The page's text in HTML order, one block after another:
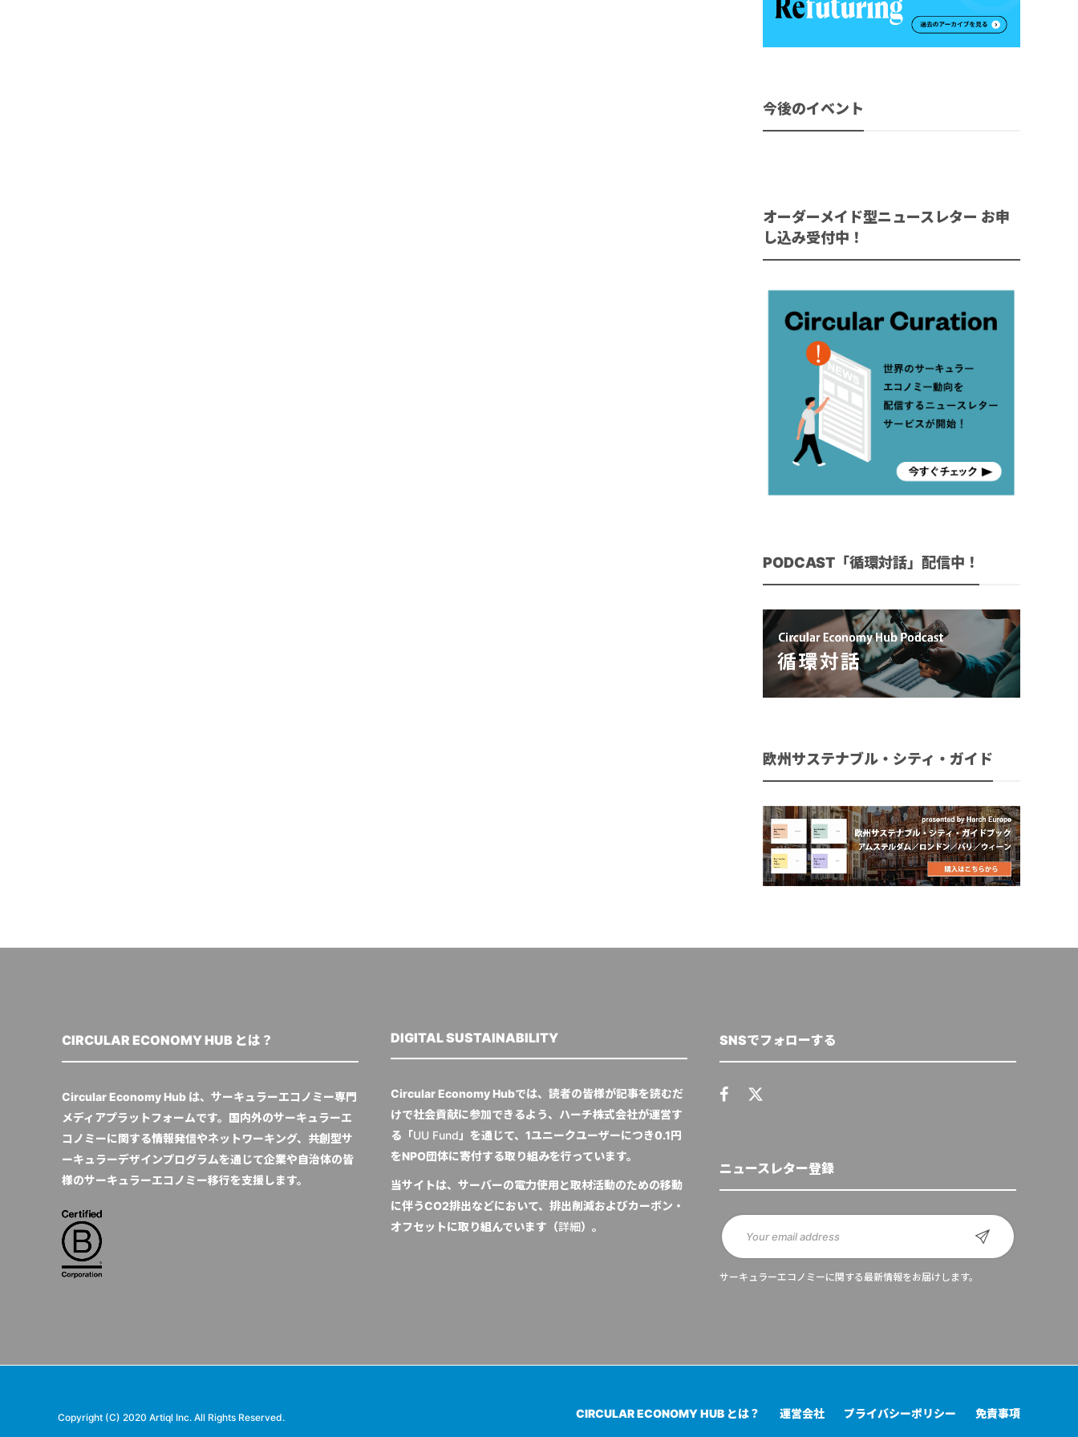
今後のイベント
オーダーメイド型ニュースレター お申
し込み受付中！
PODCAST「循環対話」配信中！
欧州サステナブル・シティ・ガイド
CIRCULAR ECONOMY HUB とは？
Circular Economy Hub は、サーキュラーエコノミー専門
メディアプラットフォームです。国内外のサーキュラーエ
コノミーに関する情報発信やネットワーキング、共創型サ
ーキュラーデザインプログラムを通じて企業や自治体の皆
様のサーキュラーエコノミー移行を支援します。
DIGITAL SUSTAINABILITY
Circular Economy Hubでは、読者の皆様が記事を読むだ
けで社会貢献に参加できるよう、ハーチ株式会社が運営す
る「UU Fund」を通じて、1ユニークユーザーにつき0.1円
をNPO団体に寄付する取り組みを行っています。
当サイトは、サーバーの電力使用と取材活動のための移動
に伴うCO2排出などにおいて、排出削減およびカーボン・
オフセットに取り組んでいます（詳細）。
SNSでフォローする
ニュースレター登録
サーキュラーエコノミーに関する最新情報をお届けします。
Copyright (C) 2020 Artiql Inc. All Rights Reserved. CIRCULAR ECONOMY HUB とは？ 運営会社 プライバシーポリシー 免責事項